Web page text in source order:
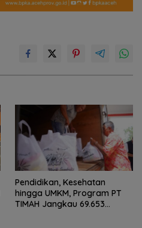
Pendidikan, Kesehatan
hingga UMKM, Program PT
TIMAH Jangkau 69.653